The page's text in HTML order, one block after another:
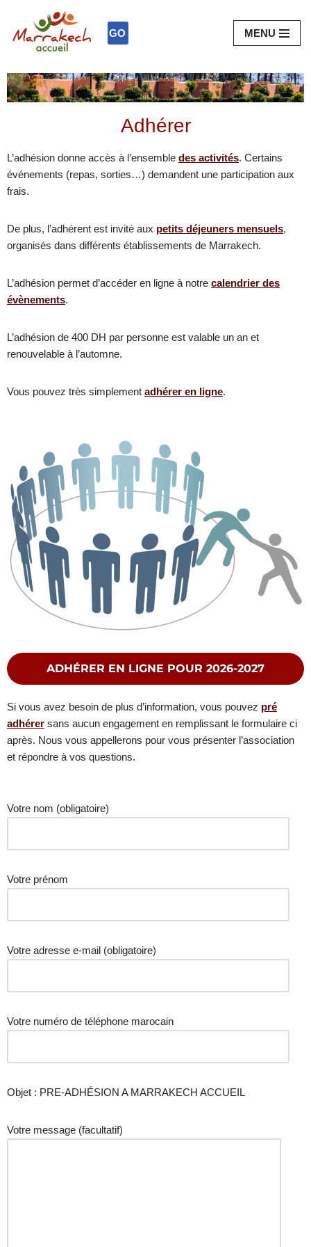
Aller
contenu
GO MENU
Adhérer
L’adhésion donne accès à l’ensemble des activités. Certains
événements (repas, sorties…) demandent une participation aux
frais.
De plus, l’adhérent est invité aux petits déjeuners mensuels,
organisés dans différents établissements de Marrakech.
L’adhésion permet d’accéder en ligne à notre calendrier des
évènements.
L’adhésion de 400 DH par personne est valable un an et
renouvelable à l’automne.
Vous pouvez très simplement adhérer en ligne.
ADHÉRER EN LIGNE POUR 2026-2027
Si vous avez besoin de plus d’information, vous pouvez pré
adhérer sans aucun engagement en remplissant le formulaire ci
après. Nous vous appellerons pour vous présenter l’association
et répondre à vos questions.
Votre nom (obligatoire)
Votre prénom
Votre adresse e-mail (obligatoire)
Votre numéro de téléphone marocain
Objet : PRE-ADHÉSION A MARRAKECH ACCUEIL
Votre message (facultatif)